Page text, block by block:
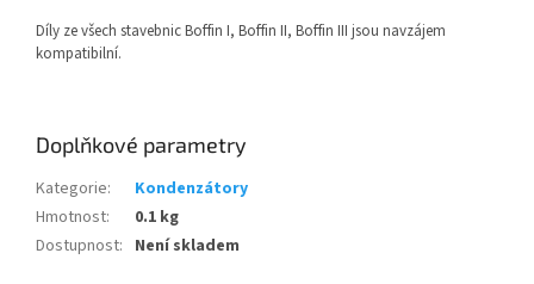
Díly ze všech stavebnic Boffin I, Boffin II, Boffin III jsou navzájem
kompatibilní.
Doplňkové parametry
Kategorie:
Kondenzátory
Hmotnost:
0.1 kg
Dostupnost: Není skladem